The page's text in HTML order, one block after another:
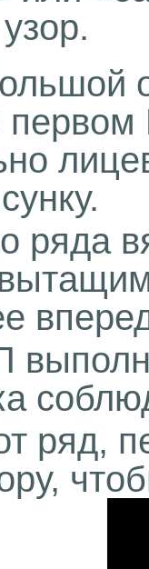
ряда
ряд,